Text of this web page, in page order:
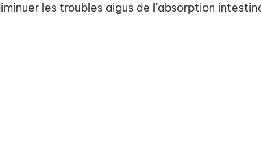
les troubles aigus de l'absorption